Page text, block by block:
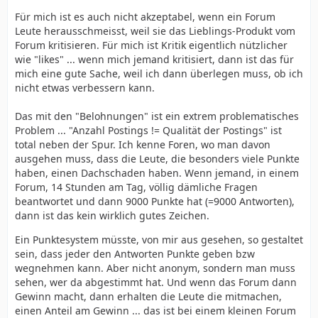
Für mich ist es auch nicht akzeptabel, wenn ein Forum
Leute herausschmeisst, weil sie das Lieblings-Produkt vom
Forum kritisieren. Für mich ist Kritik eigentlich nützlicher
wie "likes" ... wenn mich jemand kritisiert, dann ist das für
mich eine gute Sache, weil ich dann überlegen muss, ob ich
nicht etwas verbessern kann.
Das mit den "Belohnungen" ist ein extrem problematisches
Problem ... "Anzahl Postings != Qualität der Postings" ist
total neben der Spur. Ich kenne Foren, wo man davon
ausgehen muss, dass die Leute, die besonders viele Punkte
haben, einen Dachschaden haben. Wenn jemand, in einem
Forum, 14 Stunden am Tag, völlig dämliche Fragen
beantwortet und dann 9000 Punkte hat (=9000 Antworten),
dann ist das kein wirklich gutes Zeichen.
Ein Punktesystem müsste, von mir aus gesehen, so gestaltet
sein, dass jeder den Antworten Punkte geben bzw
wegnehmen kann. Aber nicht anonym, sondern man muss
sehen, wer da abgestimmt hat. Und wenn das Forum dann
Gewinn macht, dann erhalten die Leute die mitmachen,
einen Anteil am Gewinn ... das ist bei einem kleinen Forum